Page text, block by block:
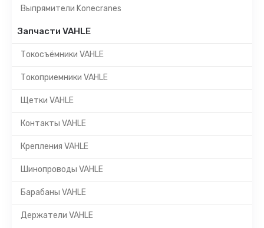
Выпрямители Konecranes
Запчасти VAHLE
Токосъёмники VAHLE
Токоприемники VAHLE
Щетки VAHLE
Контакты VAHLE
Крепления VAHLE
Шинопроводы VAHLE
Барабаны VAHLE
Держатели VAHLE